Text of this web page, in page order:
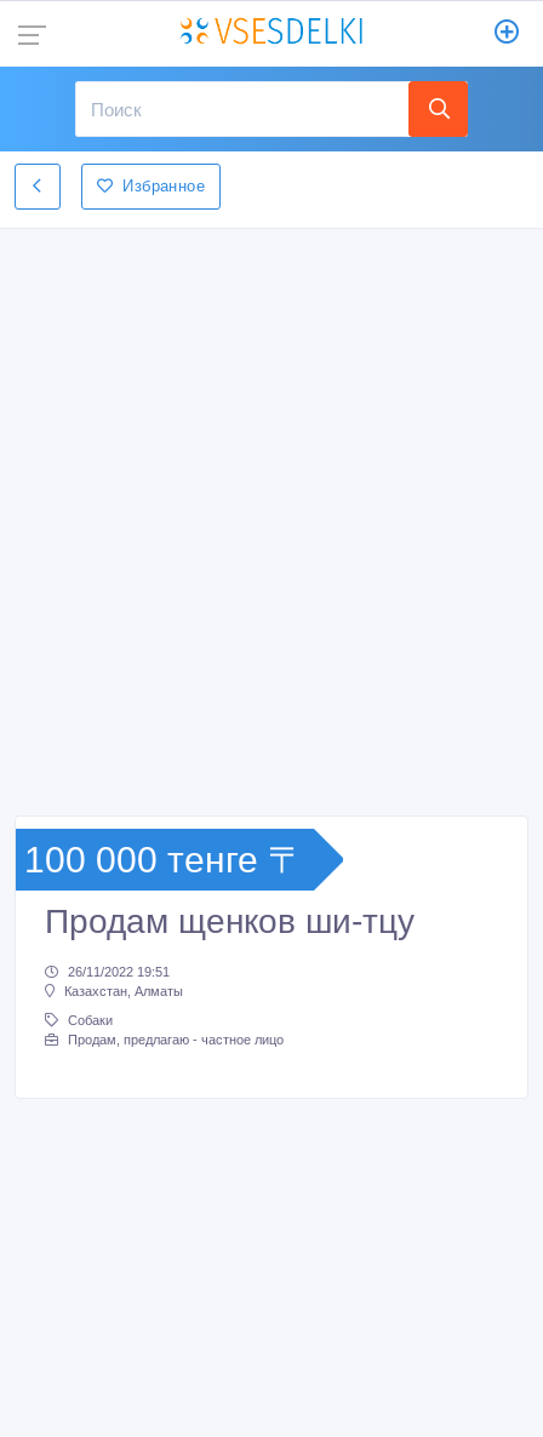
Избранное
100 000 тенге 〒
Продам щенков ши-тцу
26/11/2022 19:51
Казахстан, Алматы
Собаки
Продам, предлагаю - частное лицо